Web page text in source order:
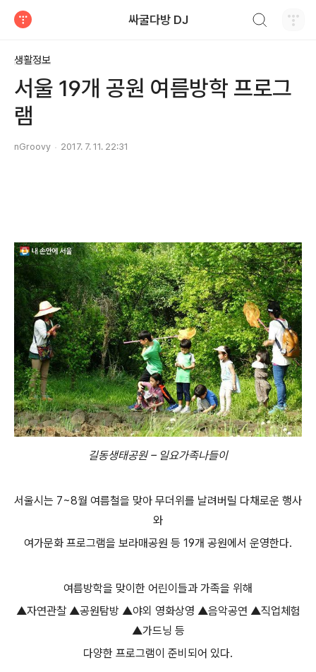
싸굴다방 DJ
생활정보
서울 19개 공원 여름방학 프로그
램
nGroovy 2017. 7. 11. 22:31
길동생태공원 – 일요가족나들이
서울시는 7~8월 여름철을 맞아 무더위를 날려버릴 다채로운 행사
와
여가문화 프로그램을 보라매공원 등 19개 공원에서 운영한다.
여름방학을 맞이한 어린이들과 가족을 위해
▲자연관찰 ▲공원탐방 ▲야외 영화상영 ▲음악공연 ▲직업체험
▲가드닝 등
다양한 프로그램이 준비되어 있다.